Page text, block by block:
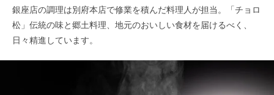
銀座店の調理は別府本店で修業を積んだ料理人が担当。「チョロ
松」伝統の味と郷土料理、地元のおいしい食材を届けるべく、
日々精進しています。